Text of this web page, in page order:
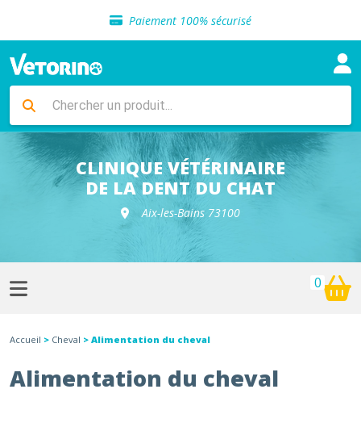
Paiement 100% sécurisé
Livraison gratuite en clinique vétérinaire
Sélection de croquettes vétérinaire
Livraison gratuite en clinique vétérinaire
Retour gratuit en clinique
Sélection de croquettes vétérinaire
CLINIQUE VÉTÉRINAIRE
DE LA DENT DU CHAT
Aix-les-Bains 73100
0
Accueil > Cheval > Alimentation du cheval
Alimentation du cheval